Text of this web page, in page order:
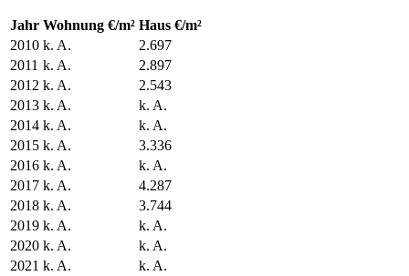
Jahr Wohnung €/m² Haus €/m²
2010 k. A.
2.697
2011 k. A.
2.897
2012 k. A.
2.543
2013 k. A.
k. A.
2014 k. A.
k. A.
2015 k. A.
3.336
2016 k. A.
k. A.
2017 k. A.
4.287
2018 k. A.
3.744
2019 k. A.
k. A.
2020 k. A.
k. A.
2021 k. A.
k. A.